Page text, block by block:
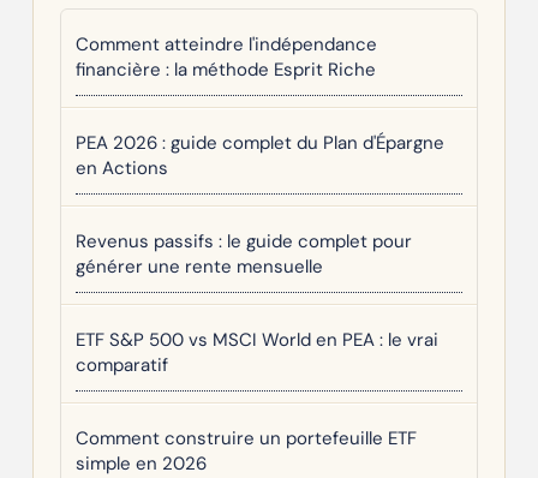
Comment atteindre l'indépendance
financière : la méthode Esprit Riche
PEA 2026 : guide complet du Plan d'Épargne
en Actions
Revenus passifs : le guide complet pour
générer une rente mensuelle
ETF S&P 500 vs MSCI World en PEA : le vrai
comparatif
Comment construire un portefeuille ETF
simple en 2026